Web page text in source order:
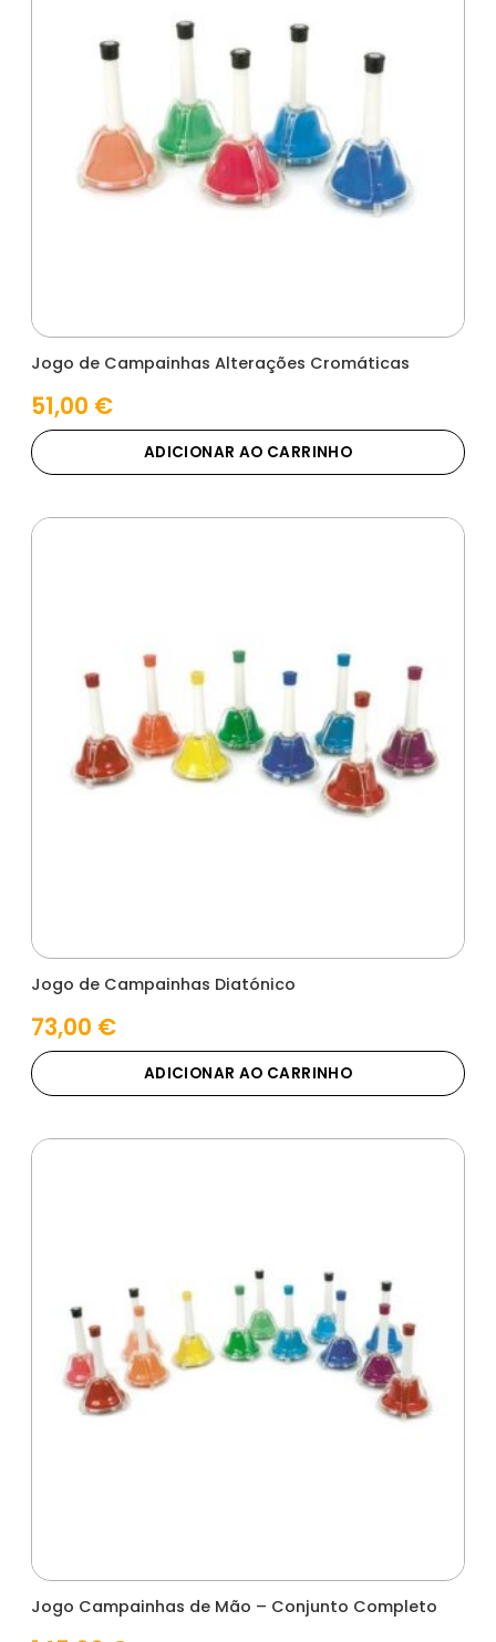
Jogo de Campainhas Alterações Cromáticas
51,00 €
ADICIONAR AO CARRINHO
Jogo de Campainhas Diatónico
73,00 €
ADICIONAR AO CARRINHO
Jogo Campainhas de Mão – Conjunto Completo